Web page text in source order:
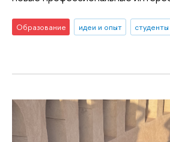
Образование идеи и опыт студенты